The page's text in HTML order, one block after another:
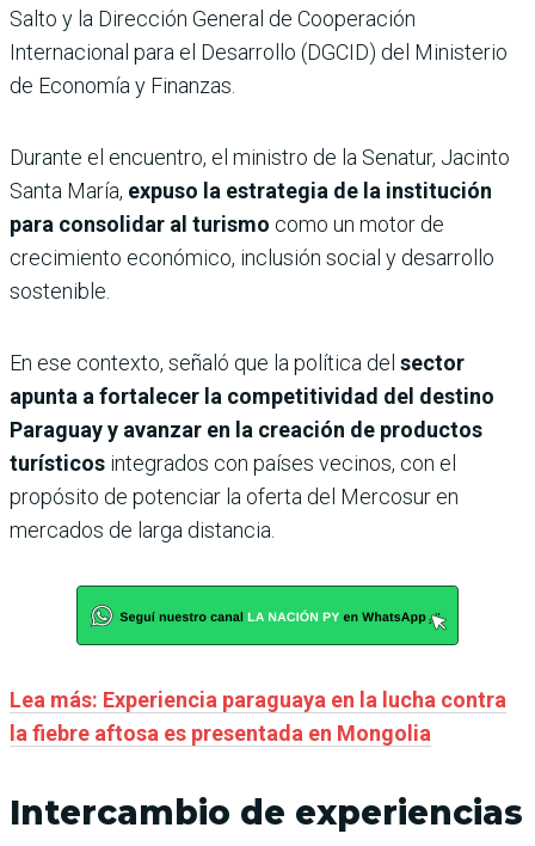
Salto y la Dirección General de Cooperación
Internacional para el Desarrollo (DGCID) del Ministerio
de Economía y Finanzas.
Durante el encuentro, el ministro de la Senatur, Jacinto
Santa María, expuso la estrategia de la institución
para consolidar al turismo como un motor de
crecimiento económico, inclusión social y desarrollo
sostenible.
En ese contexto, señaló que la política del sector
apunta a fortalecer la competitividad del destino
Paraguay y avanzar en la creación de productos
turísticos integrados con países vecinos, con el
propósito de potenciar la oferta del Mercosur en
mercados de larga distancia.
Lea más: Experiencia paraguaya en la lucha contra
la fiebre aftosa es presentada en Mongolia
Intercambio de experiencias